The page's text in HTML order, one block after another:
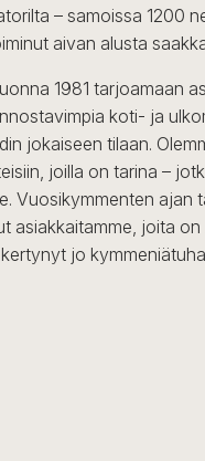
– samoissa 1200
aivan alusta
1981 tarjoamaan
koti- ja
jokaiseen tilaan.
joilla on tarina –
Vuosikymmenten ajan
asiakkaitamme, joita on
jo